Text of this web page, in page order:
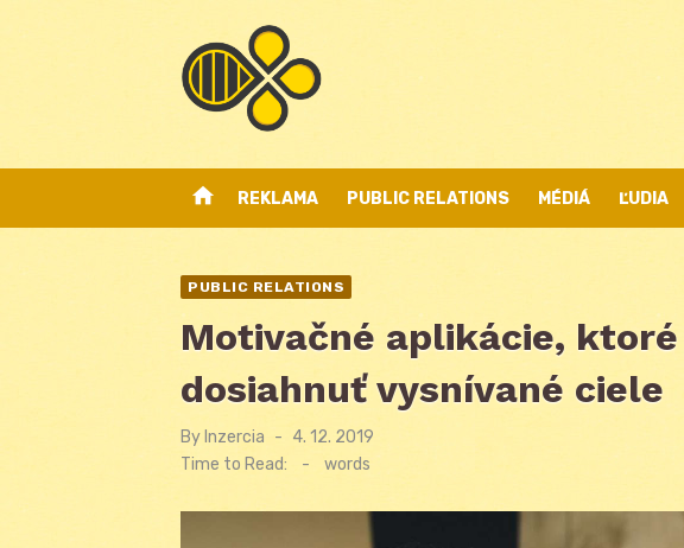
home REKLAMA PUBLIC RELATIONS MÉDIÁ ĽUDIA
PUBLIC RELATIONS
Motivačné aplikácie,
dosiahnuť vysnívané ciele
By Inzercia
Posted
4. 12. 2019
Time to Read:
- words